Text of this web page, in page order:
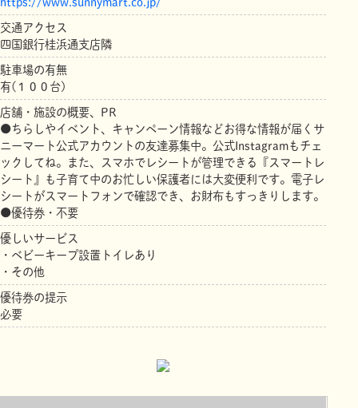
交通アクセス
四国銀行桂浜通支店隣
駐車場の有無
有(１００台)
店舗・施設の概要、PR
●ちらしやイベント、キャンペーン情報などお得な情報が届くサ
ニーマート公式アカウントの友達募集中。公式Instagramもチェ
ックしてね。また、スマホでレシートが管理できる『スマートレ
シート』も子育て中のお忙しい保護者には大変便利です。電子レ
シートがスマートフォンで確認でき、お財布もすっきりします。
●優待券・不要
優しいサービス
・ベビーキープ設置トイレあり
・その他
優待券の提示
必要